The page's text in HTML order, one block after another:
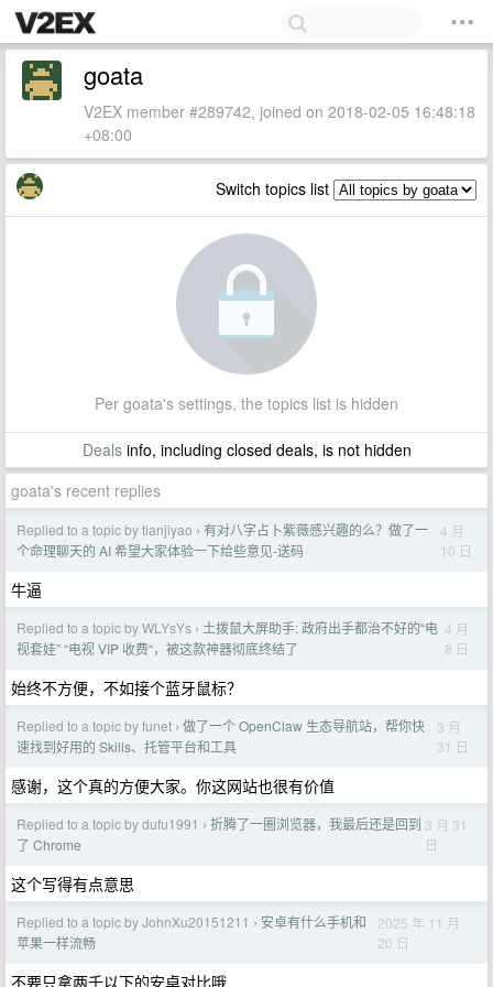
goata
V2EX member #289742, joined on 2018-02-05 16:48:18
+08:00
Switch topics list
Per goata's settings, the topics list is hidden
Dealsinfo, including closed deals, is not hidden
goata's recent replies
Replied to a topic by tianjiyao › 有对八字占卜紫薇感兴趣的么？做了一
个命理聊天的 AI 希望大家体验一下给些意见-送码
4 月
10 日
牛逼
Replied to a topic by WLYsYs › 土拨鼠大屏助手: 政府出手都治不好的“电
视套娃” “电视 VIP 收费“，被这款神器彻底终结了
4 月
8 日
始终不方便，不如接个蓝牙鼠标？
Replied to a topic by funet › 做了一个 OpenClaw 生态导航站，帮你快
速找到好用的 Skills、托管平台和工具
3 月
31 日
感谢，这个真的方便大家。你这网站也很有价值
Replied to a topic by dufu1991 › 折腾了一圈浏览器，我最后还是回到
了 Chrome
3 月 31
日
这个写得有点意思
Replied to a topic by JohnXu20151211 › 安卓有什么手机和
苹果一样流畅
2025 年 11 月
20 日
不要只拿两千以下的安卓对比哦